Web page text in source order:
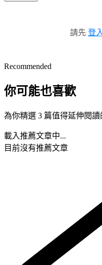
請先 登入
Recommended
你可能也喜歡
為你精選 3 篇值得延伸閱讀
載入推薦文章中...
目前沒有推薦文章